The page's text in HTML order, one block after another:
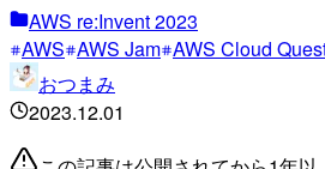
AWS re:Invent 2023
AWS AWS Jam AWS Cloud
おつまみ
2023.12.01